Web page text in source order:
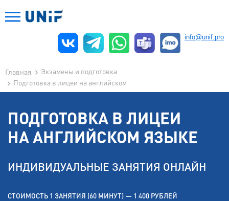
info@unif.pro
Главная
Экзамены и подготовка
Подготовка в лицеи на английском
ПОДГОТОВКА В ЛИЦЕИ
НА АНГЛИЙСКОМ ЯЗЫКЕ
ИНДИВИДУАЛЬНЫЕ ЗАНЯТИЯ ОНЛАЙН
СТОИМОСТЬ 1 ЗАНЯТИЯ (60 МИНУТ) — 1 400 РУБЛЕЙ